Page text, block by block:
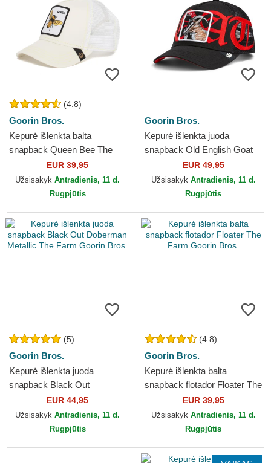
(4.8)
Goorin Bros.
Kepurė išlenkta balta
snapback Queen Bee The
Farm Goorin Bros.
EUR 39,95
Užsisakyk Antradienis, 11 d.
Rugpjūtis
Goorin Bros.
Kepurė išlenkta juoda
snapback Old English Goat
The Farm Goorin Bros.
EUR 49,95
Užsisakyk Antradienis, 11 d.
Rugpjūtis
(5)
Goorin Bros.
Kepurė išlenkta juoda
snapback Black Out
Doberman Metallic The Farm
Goorin Bros.
EUR 44,95
Užsisakyk Antradienis, 11 d.
Rugpjūtis
(4.8)
Goorin Bros.
Kepurė išlenkta balta
snapback flotador Floater The
Farm Goorin Bros.
EUR 39,95
Užsisakyk Antradienis, 11 d.
Rugpjūtis